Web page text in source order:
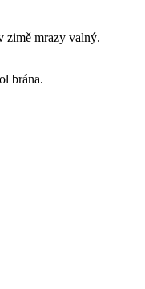
zimě mrazy valný.
brána.